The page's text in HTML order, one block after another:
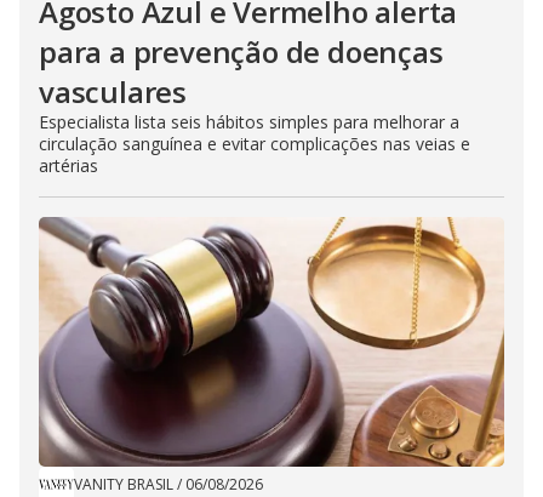
Agosto Azul e Vermelho alerta
para a prevenção de doenças
vasculares
Especialista lista seis hábitos simples para melhorar a
circulação sanguínea e evitar complicações nas veias e
artérias
VANITY BRASIL/ 06/08/2026